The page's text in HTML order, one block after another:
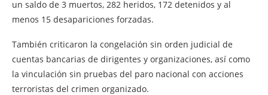
un saldo de 3 muertos, 282 heridos, 172 detenidos y al
menos 15 desapariciones forzadas.
También criticaron la congelación sin orden judicial de
cuentas bancarias de dirigentes y organizaciones, así como
la vinculación sin pruebas del paro nacional con acciones
terroristas del crimen organizado.